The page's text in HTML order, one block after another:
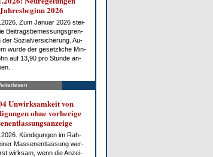
2026
Zum Ja­nu­ar 2026 stei­
Bei­trags­be­mes­sungs­gren­
der So­zi­al­ver­si­che­rung. Au­
wur­de der ge­setz­li­che Min­
auf 13,90 pro St­un­de an­
Un­wirk­sam­keit von
oh­ne vor­he­ri­ge
Kün­di­gun­gen im Rah­
Mas­sen­ent­las­sung wer­
wirk­sam, wenn die An­zei­